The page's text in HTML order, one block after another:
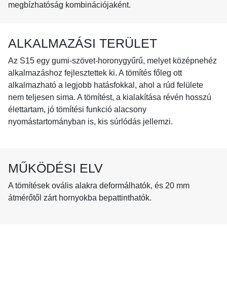
megbízhatóság kombinációjaként.
ALKALMAZÁSI TERÜLET
Az S15 egy gumi-szövet-horonygyűrű, melyet középnehéz
alkalmazáshoz fejlesztettek ki. A tömítés főleg ott
alkalmazható a legjobb hatásfokkal, ahol a rúd felülete
nem teljesen sima. A tömítést, a kialakítása révén hosszú
élettartam, jó tömítési funkció alacsony
nyomástartományban is, kis súrlódás jellemzi.
MŰKÖDÉSI ELV
A tömítések ovális alakra deformálhatók, és 20 mm
átmérőtől zárt hornyokba bepattinthatók.